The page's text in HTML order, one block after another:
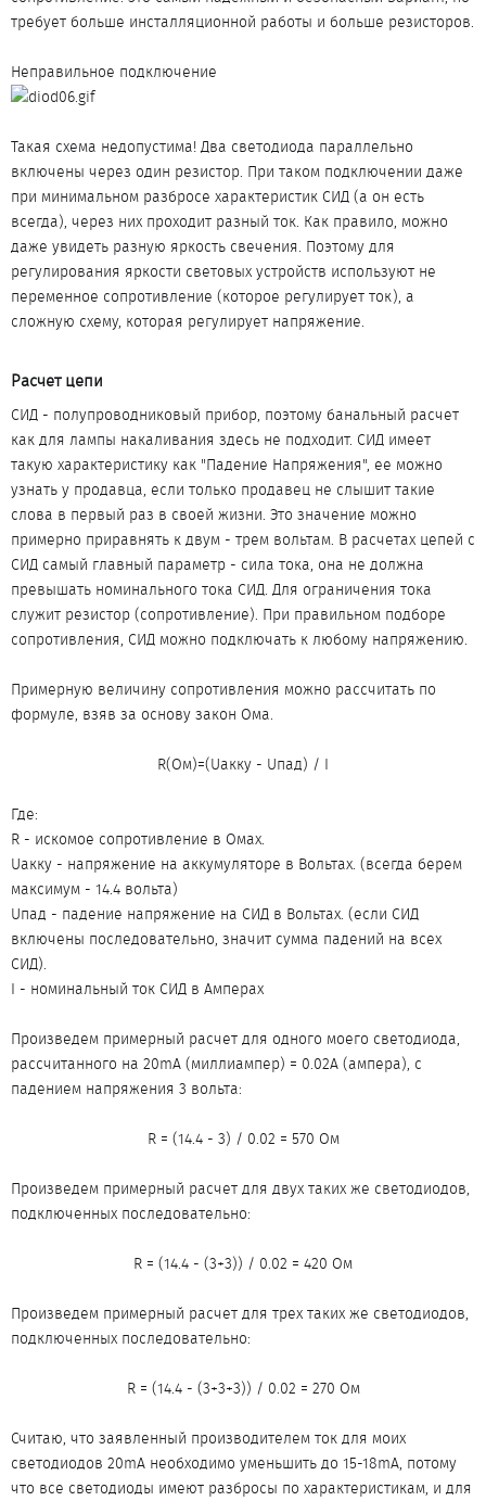
требует больше инсталляционной работы и больше резисторов.
Неправильное подключение
Такая схема недопустима! Два светодиода параллельно
включены через один резистор. При таком подключении даже
при минимальном разбросе характеристик СИД (а он есть
всегда), через них проходит разный ток. Как правило, можно
даже увидеть разную яркость свечения. Поэтому для
регулирования яркости световых устройств используют не
переменное сопротивление (которое регулирует ток), а
сложную схему, которая регулирует напряжение.
Расчет цепи​
СИД - полупроводниковый прибор, поэтому банальный расчет
как для лампы накаливания здесь не подходит. СИД имеет
такую характеристику как "Падение Напряжения", ее можно
узнать у продавца, если только продавец не слышит такие
слова в первый раз в своей жизни. Это значение можно
примерно приравнять к двум - трем вольтам. В расчетах цепей с
СИД самый главный параметр - сила тока, она не должна
превышать номинального тока СИД. Для ограничения тока
служит резистор (сопротивление). При правильном подборе
сопротивления, СИД можно подключать к любому напряжению.
Примерную величину сопротивления можно рассчитать по
формуле, взяв за основу закон Ома.
R(Ом)=(Uакку - Uпад) / I​
Где:
R - искомое сопротивление в Омах.
Uакку - напряжение на аккумуляторе в Вольтах. (всегда берем
максимум - 14.4 вольта)
Uпад - падение напряжение на СИД в Вольтах. (если СИД
включены последовательно, значит сумма падений на всех
СИД).
I - номинальный ток СИД в Амперах
Произведем примерный расчет для одного моего светодиода,
рассчитанного на 20mA (миллиампер) = 0.02A (ампера), с
падением напряжения 3 вольта:
R = (14.4 - 3) / 0.02 = 570 Ом​
Произведем примерный расчет для двух таких же светодиодов,
подключенных последовательно:
R = (14.4 - (3+3)) / 0.02 = 420 Ом​
Произведем примерный расчет для трех таких же светодиодов,
подключенных последовательно:
R = (14.4 - (3+3+3)) / 0.02 = 270 Ом​
Считаю, что заявленный производителем ток для моих
светодиодов 20mA необходимо уменьшить до 15-18mA, потому
что все светодиоды имеют разбросы по характеристикам, и для